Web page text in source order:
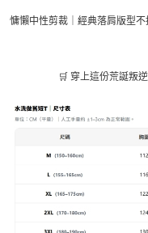
慵懶中性剪裁｜經典落肩版型
🛒 穿上這份荒誕叛